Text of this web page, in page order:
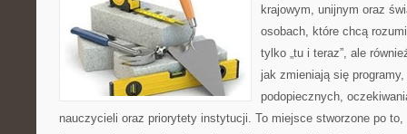
krajowym, unijnym oraz
osobach, które chcą
tylko „tu i teraz”, ale
jak zmieniają się
podopiecznych,
nauczycieli oraz priorytety instytucji. To miejsce stworzone po